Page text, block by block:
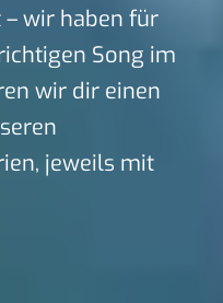
wir haben für
Song im
wir dir einen
jeweils mit